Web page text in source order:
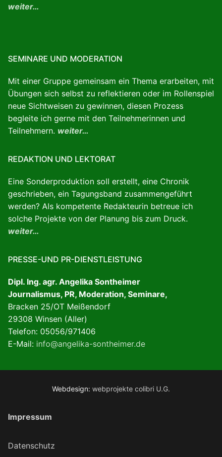
weiter…
SEMINARE UND MODERATION
Mit einer Gruppe gemeinsam ein Thema erarbeiten, mit
Übungen sich selbst zu reflektieren oder im Rollenspiel
neue Sichtweisen zu gewinnen, diesen Prozess
begleite ich gerne mit den Teilnehmerinnen und
Teilnehmern. weiter…
REDAKTION UND LEKTORAT
Eine Sonderproduktion soll erstellt, eine Chronik
geschrieben, ein Tagungsband zusammengeführt
werden? Als kompetente Redakteurin betreue ich
solche Projekte von der Planung bis zum Druck.
weiter…
PRESSE-UND PR-DIENSTLEISTUNG
Dipl. Ing. agr. Angelika Sontheimer
Journalismus, PR, Moderation, Seminare,
Bracken 25/OT Meißendorf
29308 Winsen (Aller)
Telefon: 05056/971406
E-Mail: info@angelika-sontheimer.de
Webdesign: webprojekte colibri U.G.
Impressum
Datenschutz